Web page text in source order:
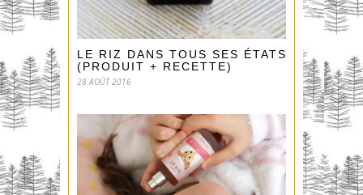
LE RIZ DANS TOUS SES ÉTATS !
(PRODUIT + RECETTE)
28 AOÛT 2016